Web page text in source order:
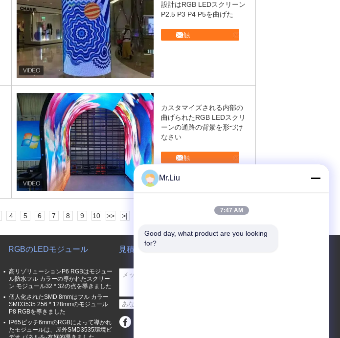
設計はRGB LEDスクリーン
P2.5 P3 P4 P5を曲げた
接触
カスタマイズされる内部の
曲げられたRGB LEDスクリ
ーンの通路の背景を形づけ
なさい
接触
4 5 6 7 8 9 10 >> >|
RGBのLEDモジュール
高リゾリューションP6 RGBはモジュー
ル防水フル カラーの導かれたスクリー
ン モジュール32 * 32の点を導きました
個人化されたSMD 8mmはフル カラー
SMD3535 256 * 128mmのモジュール
P8 RGBを導きました
IP65ピッチ6mmのRGBによって導かれ
たモジュールは、屋外SMD3535環境ビ
見積依頼
Mr.Liu
7:47 AM
Good day, what product are you looking
for?